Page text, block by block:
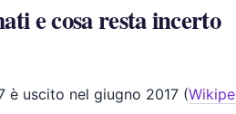
e cosa resta incerto
è uscito nel giugno 2017 (